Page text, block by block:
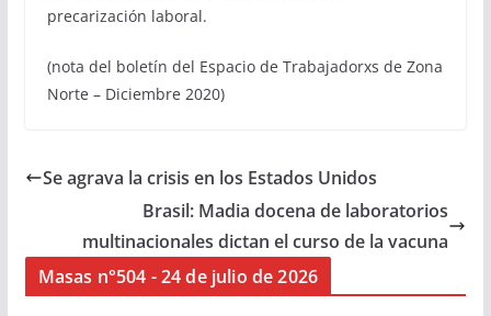
precarización laboral.
(nota del boletín del Espacio de Trabajadorxs de Zona
Norte – Diciembre 2020)
Se agrava la crisis en los Estados Unidos
Brasil: Madia docena de laboratorios
multinacionales dictan el curso de la vacuna
Masas n°504 - 24 de julio de 2026